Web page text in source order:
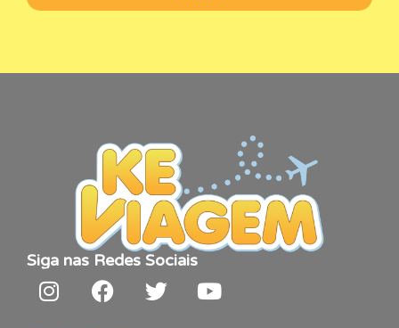
Siga nas Redes Sociais